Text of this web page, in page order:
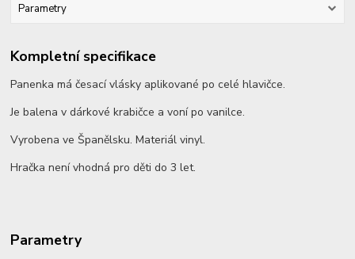
Parametry
Kompletní specifikace
Panenka má česací vlásky aplikované po celé hlavičce.
Je balena v dárkové krabičce a voní po vanilce.
Vyrobena ve Španělsku. Materiál vinyl.
Hračka není vhodná pro děti do 3 let.
Parametry